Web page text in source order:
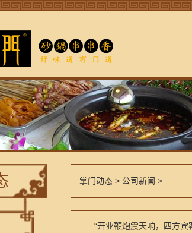
掌门动态 > 公司新闻 >
“开业鞭炮震天响，四方宾